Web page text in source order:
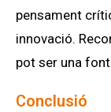
pensament
innovació.
pot ser una
Conclusió